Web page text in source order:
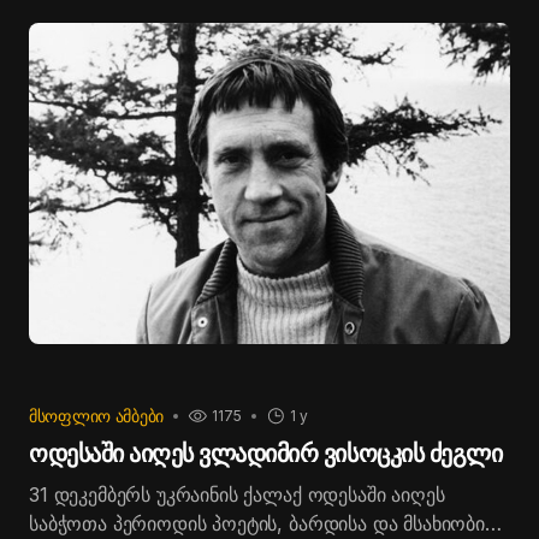
ᲛᲡᲝᲤᲚᲘᲝ ᲐᲛᲑᲔᲑᲘ 1 y
1175
ოდესაში აიღეს ვლადიმირ ვისოცკის ძეგლი
31 დეკემბერს უკრაინის ქალაქ ოდესაში აიღეს
საბჭოთა პერიოდის პოეტის, ბარდისა და მსახიობის,